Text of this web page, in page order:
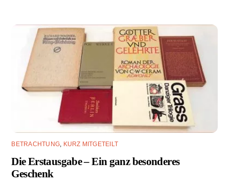
BETRACHTUNG, KURZ MITGETEILT
Die Erstausgabe – Ein ganz besonderes
Geschenk